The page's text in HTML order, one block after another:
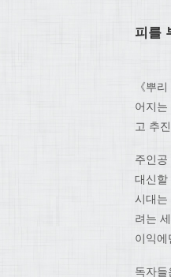
피를
《뿌
어지
고 추
주인
대신할
시대는
려는
이익에
독자